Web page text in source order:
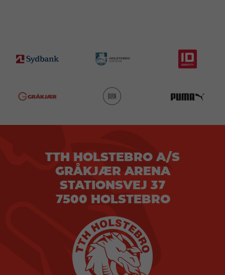
TTH HOLSTEBRO A/S
GRÅKJÆR ARENA
STATIONSVEJ 37
7500 HOLSTEBRO